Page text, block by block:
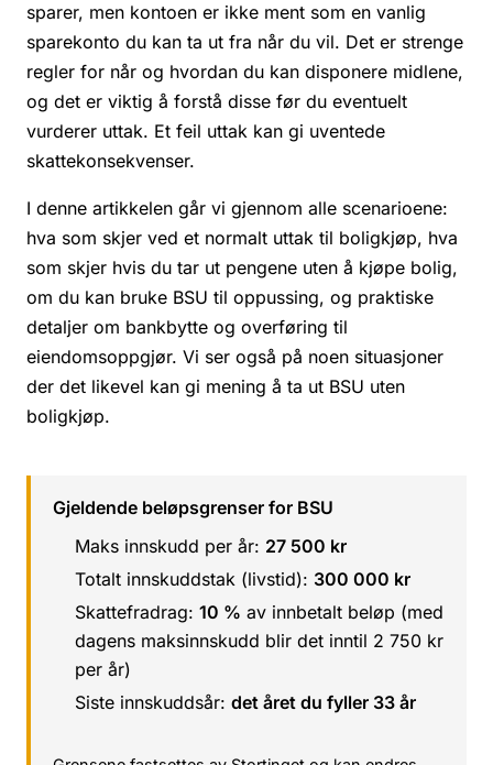
sparer, men kontoen er ikke ment som en vanlig
sparekonto du kan ta ut fra når du vil. Det er strenge
regler for når og hvordan du kan disponere midlene,
og det er viktig å forstå disse før du eventuelt
vurderer uttak. Et feil uttak kan gi uventede
skattekonsekvenser.
I denne artikkelen går vi gjennom alle scenarioene:
hva som skjer ved et normalt uttak til boligkjøp, hva
som skjer hvis du tar ut pengene uten å kjøpe bolig,
om du kan bruke BSU til oppussing, og praktiske
detaljer om bankbytte og overføring til
eiendomsoppgjør. Vi ser også på noen situasjoner
der det likevel kan gi mening å ta ut BSU uten
boligkjøp.
Gjeldende beløpsgrenser for BSU
Maks innskudd per år: 27 500 kr
Totalt innskuddstak (livstid): 300 000 kr
Skattefradrag: 10 % av innbetalt beløp (med
dagens maksinnskudd blir det inntil 2 750 kr
per år)
Siste innskuddsår: det året du fyller 33 år